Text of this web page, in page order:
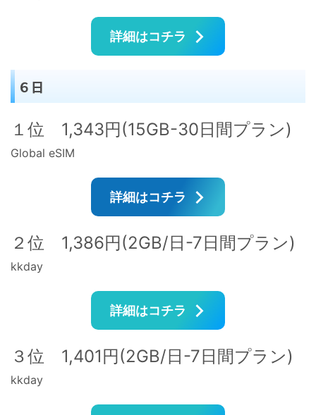
詳細はコチラ
６日
１位 1,343円(15GB-30日間プラン)
Global eSIM
詳細はコチラ
２位 1,386円(2GB/日-7日間プラン)
kkday
詳細はコチラ
３位 1,401円(2GB/日-7日間プラン)
kkday